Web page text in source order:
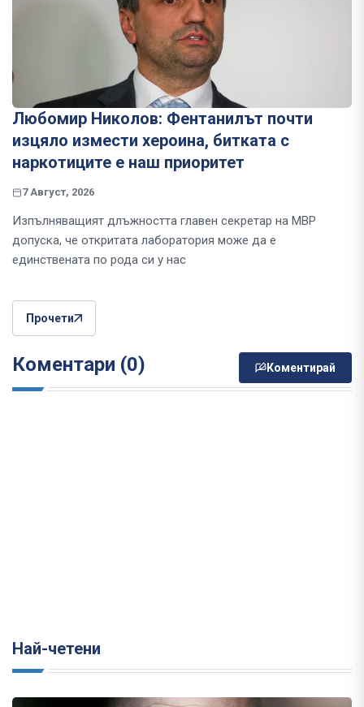
Любомир Николов: Фентанилът почти
изцяло измести хероина, битката с
наркотиците е наш приоритет
7 Август, 2026
Изпълняващият длъжността главен секретар на МВР
допуска, че откритата лаборатория може да е
единствената по рода си у нас
Прочети
Коментари (0) Коментирай
Най-четени